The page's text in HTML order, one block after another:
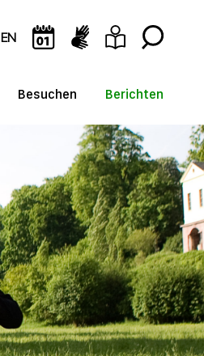
EN
Besuchen Berichten